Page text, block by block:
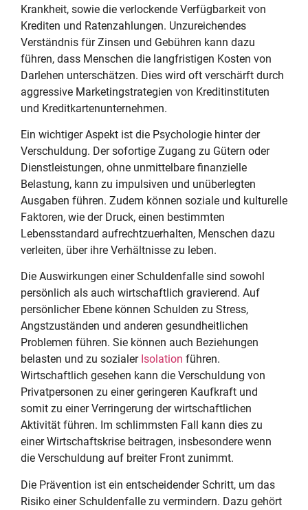
Krankheit, sowie die verlockende Verfügbarkeit von
Krediten und Ratenzahlungen. Unzureichendes
Verständnis für Zinsen und Gebühren kann dazu
führen, dass Menschen die langfristigen Kosten von
Darlehen unterschätzen. Dies wird oft verschärft durch
aggressive Marketingstrategien von Kreditinstituten
und Kreditkartenunternehmen.
Ein wichtiger Aspekt ist die Psychologie hinter der
Verschuldung. Der sofortige Zugang zu Gütern oder
Dienstleistungen, ohne unmittelbare finanzielle
Belastung, kann zu impulsiven und unüberlegten
Ausgaben führen. Zudem können soziale und kulturelle
Faktoren, wie der Druck, einen bestimmten
Lebensstandard aufrechtzuerhalten, Menschen dazu
verleiten, über ihre Verhältnisse zu leben.
Die Auswirkungen einer Schuldenfalle sind sowohl
persönlich als auch wirtschaftlich gravierend. Auf
persönlicher Ebene können Schulden zu Stress,
Angstzuständen und anderen gesundheitlichen
Problemen führen. Sie können auch Beziehungen
belasten und zu sozialer Isolation führen.
Wirtschaftlich gesehen kann die Verschuldung von
Privatpersonen zu einer geringeren Kaufkraft und
somit zu einer Verringerung der wirtschaftlichen
Aktivität führen. Im schlimmsten Fall kann dies zu
einer Wirtschaftskrise beitragen, insbesondere wenn
die Verschuldung auf breiter Front zunimmt.
Die Prävention ist ein entscheidender Schritt, um das
Risiko einer Schuldenfalle zu vermindern. Dazu gehört